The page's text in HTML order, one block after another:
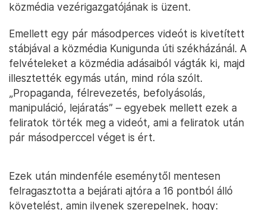
közmédia vezérigazgatójának is üzent.
Emellett egy pár másodperces videót is kivetített
stábjával a közmédia Kunigunda úti székházánál. A
felvételeket a közmédia adásaiból vágták ki, majd
illesztették egymás után, mind róla szólt.
„Propaganda, félrevezetés, befolyásolás,
manipuláció, lejáratás” – egyebek mellett ezek a
feliratok törték meg a videót, ami a feliratok után
pár másodperccel véget is ért.
Ezek után mindenféle eseménytől mentesen
felragasztotta a bejárati ajtóra a 16 pontból álló
követelést, amin ilyenek szerepelnek, hogy: